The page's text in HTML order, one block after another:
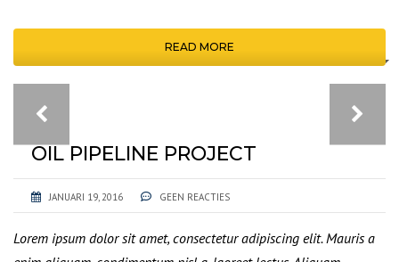
READ MORE
OIL PIPELINE PROJECT
JANUARI 19, 2016 GEEN REACTIES
Lorem ipsum dolor sit amet, consectetur adipiscing elit. Mauris a